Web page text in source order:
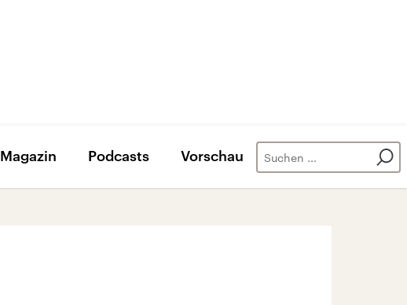
Magazin Podcasts Vorschau